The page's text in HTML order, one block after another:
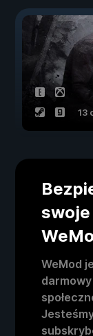
13
swoje
WeMod